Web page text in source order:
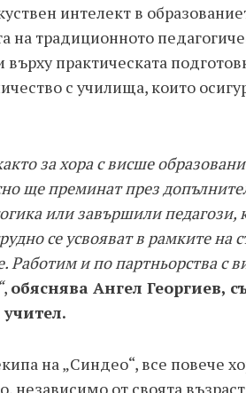
интелект в
на традиционното
практическата
с училища, които
за хора с висше
ще преминат през
или завършили педагози,
се усвояват в рамките на
Работим и по партньорства с
, обяснява Ангел Георгиев,
на „Синдео“, все повече
независимо от своята